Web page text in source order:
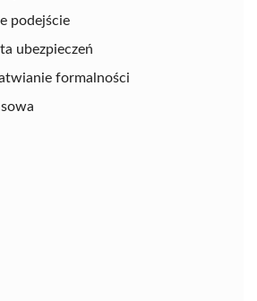
podejście
ubezpieczeń
formalności